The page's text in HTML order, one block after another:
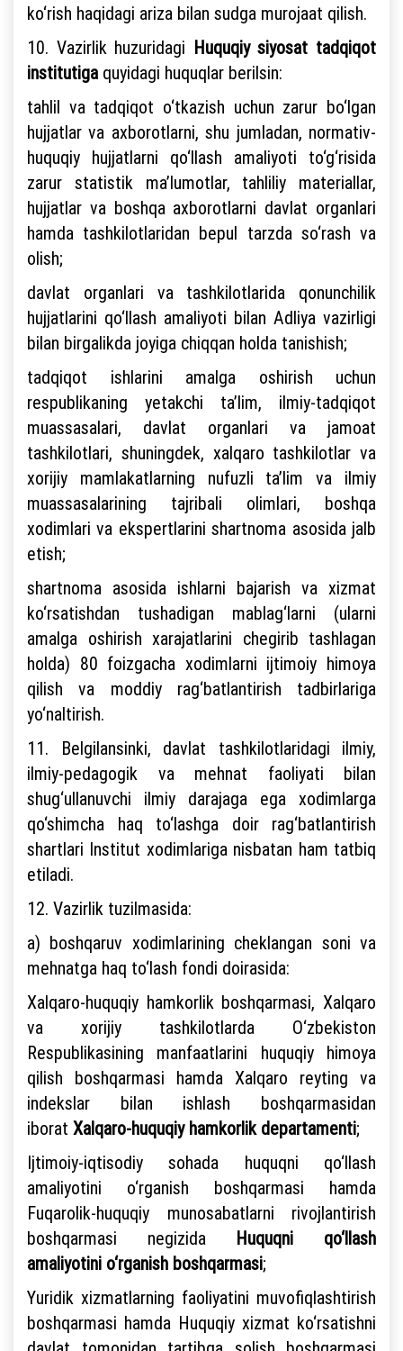
ko‘rish haqidagi ariza bilan sudga murojaat qilish.
10. Vazirlik huzuridagi Huquqiy siyosat tadqiqot
institutigaquyidagi huquqlar berilsin:
tahlil va tadqiqot o‘tkazish uchun zarur bo‘lgan
hujjatlar va axborotlarni, shu jumladan, normativ-
huquqiy hujjatlarni qo‘llash amaliyoti to‘g‘risida
zarur statistik ma’lumotlar, tahliliy materiallar,
hujjatlar va boshqa axborotlarni davlat organlari
hamda tashkilotlaridan bepul tarzda so‘rash va
olish;
davlat organlari va tashkilotlarida qonunchilik
hujjatlarini qo‘llash amaliyoti bilan Adliya vazirligi
bilan birgalikda joyiga chiqqan holda tanishish;
tadqiqot ishlarini amalga oshirish uchun
respublikaning yetakchi ta’lim, ilmiy-tadqiqot
muassasalari, davlat organlari va jamoat
tashkilotlari, shuningdek, xalqaro tashkilotlar va
xorijiy mamlakatlarning nufuzli ta’lim va ilmiy
muassasalarining tajribali olimlari, boshqa
xodimlari va ekspertlarini shartnoma asosida jalb
etish;
shartnoma asosida ishlarni bajarish va xizmat
ko‘rsatishdan tushadigan mablag‘larni (ularni
amalga oshirish xarajatlarini chegirib tashlagan
holda) 80 foizgacha xodimlarni ijtimoiy himoya
qilish va moddiy rag‘batlantirish tadbirlariga
yo‘naltirish.
11. Belgilansinki, davlat tashkilotlaridagi ilmiy,
ilmiy-pedagogik va mehnat faoliyati bilan
shug‘ullanuvchi ilmiy darajaga ega xodimlarga
qo‘shimcha haq to‘lashga doir rag‘batlantirish
shartlari Institut xodimlariga nisbatan ham tatbiq
etiladi.
12. Vazirlik tuzilmasida:
a) boshqaruv xodimlarining cheklangan soni va
mehnatga haq to‘lash fondi doirasida:
Xalqaro-huquqiy hamkorlik boshqarmasi, Xalqaro
va xorijiy tashkilotlarda O‘zbekiston
Respublikasining manfaatlarini huquqiy himoya
qilish boshqarmasi hamda Xalqaro reyting va
indekslar bilan ishlash boshqarmasidan
iborat Xalqaro-huquqiy hamkorlik departamenti;
Ijtimoiy-iqtisodiy sohada huquqni qo‘llash
amaliyotini o‘rganish boshqarmasi hamda
Fuqarolik-huquqiy munosabatlarni rivojlantirish
boshqarmasi negizida Huquqni qo‘llash
amaliyotini o‘rganish boshqarmasi;
Yuridik xizmatlarning faoliyatini muvofiqlashtirish
boshqarmasi hamda Huquqiy xizmat ko‘rsatishni